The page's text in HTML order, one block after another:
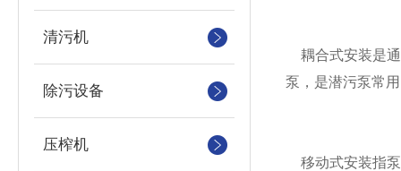
清污机
除污设备
压榨机
耦合式安装是通
泵，是潜污泵常
移动式安装指泵